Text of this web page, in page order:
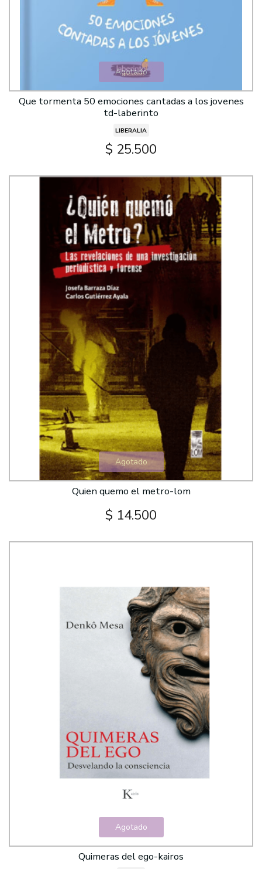
Agotado
Que tormenta 50 emociones cantadas a los jovenes
td-laberinto
LIBERALIA
$ 25.500
Agotado
Quien quemo el metro-lom
$ 14.500
Agotado
Quimeras del ego-kairos